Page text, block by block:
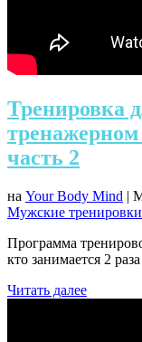
Тренировка
часть 2
на Your Body Mind |
Мужские тренировки
Программа
кто занимается 2
Читать далее